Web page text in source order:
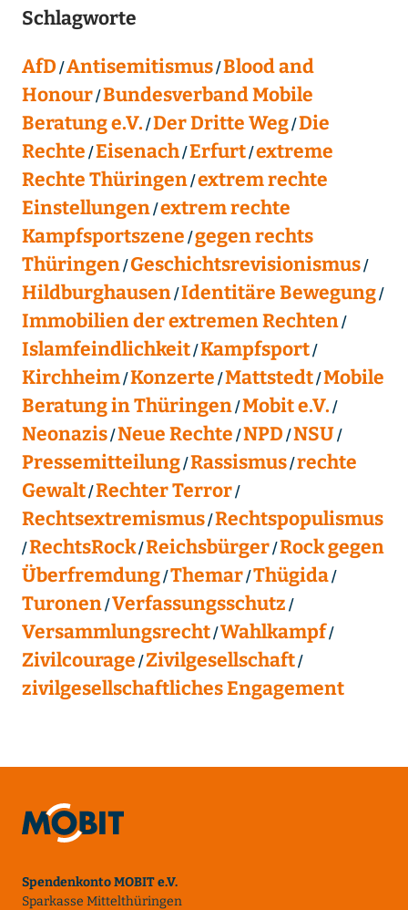
Schlagworte
AfD Antisemitismus Blood and
Honour Bundesverband Mobile
Beratung e.V. Der Dritte Weg Die
Rechte Eisenach Erfurt extreme
Rechte Thüringen extrem rechte
Einstellungen extrem rechte
Kampfsportszene gegen rechts
Thüringen Geschichtsrevisionismus
Hildburghausen Identitäre Bewegung
Immobilien der extremen Rechten
Islamfeindlichkeit Kampfsport
Kirchheim Konzerte Mattstedt Mobile
Beratung in Thüringen Mobit e.V.
Neonazis Neue Rechte NPD NSU
Pressemitteilung Rassismus rechte
Gewalt Rechter Terror
Rechtsextremismus Rechtspopulismus
RechtsRock Reichsbürger Rock gegen
Überfremdung Themar Thügida
Turonen Verfassungsschutz
Versammlungsrecht Wahlkampf
Zivilcourage Zivilgesellschaft
zivilgesellschaftliches Engagement
Spendenkonto MOBIT e.V.
Sparkasse Mittelthüringen